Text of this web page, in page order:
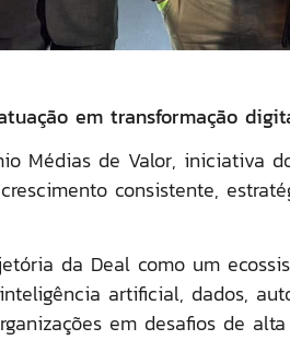
em transformação
Médias de Valor, iniciativa
consistente,
da Deal como um
inteligência artificial, dados,
em desafios de